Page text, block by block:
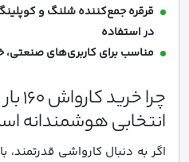
قرقره جمع‌کننده شلنگ و
در استفاده
مناسب برای کاربری‌های صنعتی،
انتخابی هوشمندانه
اگر به دنبال کارواشی